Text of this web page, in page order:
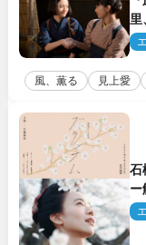
里
バ
風、薫る 見上愛
石